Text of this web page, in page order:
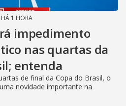
HÁ 1 HORA
impedimento
nas quartas da
entenda
de final da Copa do Brasil, o
novidade importante na